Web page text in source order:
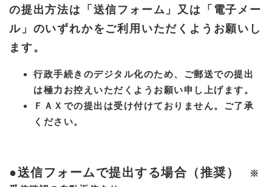
の提出方法は「送信フォーム」又は「電子メー
ル」のいずれかをご利用いただくようお願いし
ます。
行政手続きのデジタル化のため、ご郵送での提出
は極力お控えいただくようお願い申し上げます。
ＦＡＸでの提出は受け付けておりません。ご了承
ください。
●送信フォームで提出する場合（推奨）
※